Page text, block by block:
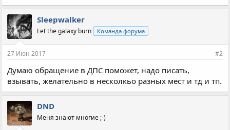
Sleepwalker
Let the galaxy burn Команда форума
27 Июн 2017 #2
Думаю обращение в ДПС поможет, надо писать,
взывать, желательно в несколкьо разных мест и тд и тп.
DND
Меня знают многие ;-)